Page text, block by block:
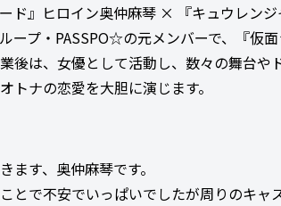
ード』ヒロイン奥仲麻琴 × 『キュウレ
ープ・PASSPO☆の元メンバーで、『仮
後は、女優として活動し、数々の舞台
トナの恋愛を大胆に演じます。
ます、奥仲麻琴です。
とで不安でいっぱいでしたが周りのキ